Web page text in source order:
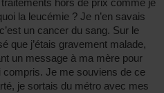
hors de prix comme je
la leucémie ? Je n’en savais
un cancer du sang. Sur le
que j’étais gravement malade,
un message à ma mère pour
compris. Je me souviens de ce
je sortais du métro avec mes